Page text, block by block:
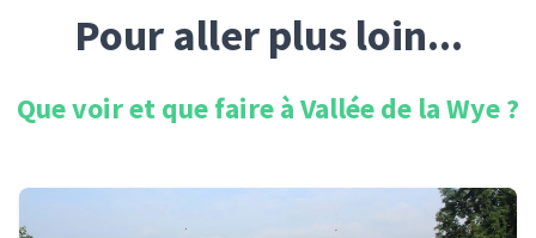
Pour aller plus loin...
Que voir et que faire àVallée de la Wye?